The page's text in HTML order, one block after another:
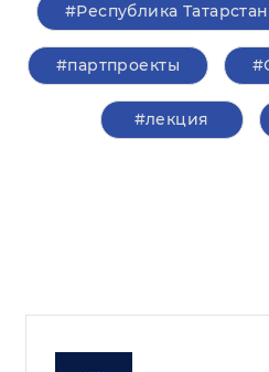
#Республика Татарстан
#партпроекты
#лекция